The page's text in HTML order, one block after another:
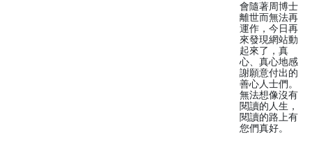
會隨著周博士
離世而無法再
運作，今日再
來發現網站動
起來了，真
心、真心地感
謝願意付出的
善心人士們。
無法想像沒有
閱讀的人生，
閱讀的路上有
您們真好。